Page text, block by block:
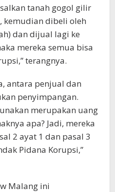
tanah gogol gilir
kemudian dibeli oleh
dan dijual lagi ke
mereka semua bisa
terangnya.
antara penjual dan
penyimpangan.
merupakan uang
apa? Jadi, mereka
2 ayat 1 dan pasal 3
Pidana Korupsi,”
Malang ini